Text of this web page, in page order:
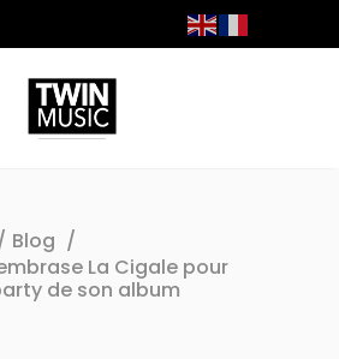
Blog /
La Cigale pour
de son album